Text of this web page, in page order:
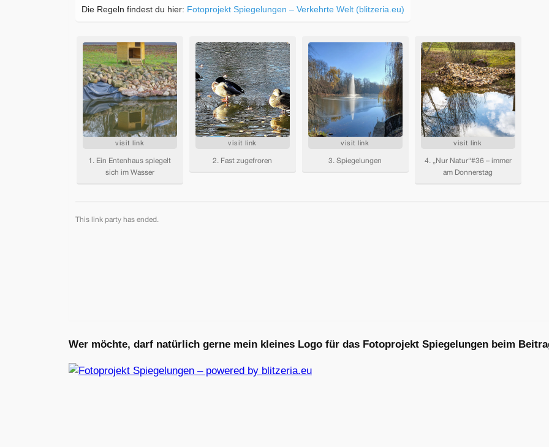
Wer möchte, darf natürlich gerne mein kleines Logo für das Fotoprojekt Spiegelungen beim